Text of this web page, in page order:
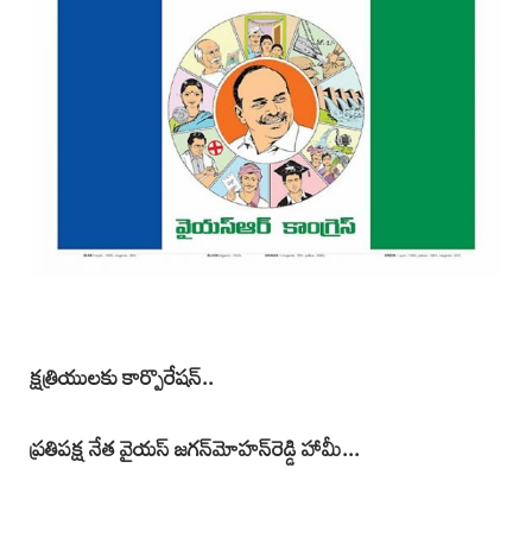
క్షత్రియులకు కార్పొరేషన్‌..
ప్రతిపక్ష నేత వైయస్‌ జగన్‌మోహన్‌రెడ్డి హామీ...